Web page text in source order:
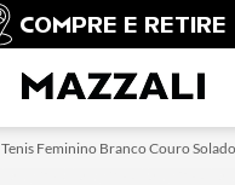
COMPRE E RETIRE
Tenis Feminino Branco Couro